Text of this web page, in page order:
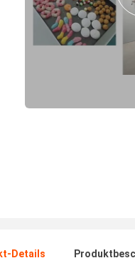
Details